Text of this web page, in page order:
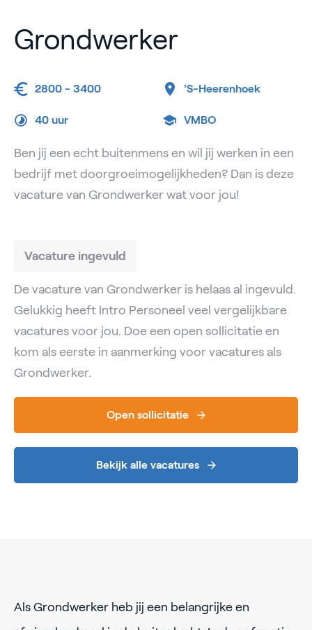
Grondwerker
2800 - 3400 'S-Heerenhoek
40 uur VMBO
Ben jij een echt buitenmens en wil jij werken in een
bedrijf met doorgroeimogelijkheden? Dan is deze
vacature van Grondwerker wat voor jou!
Vacature ingevuld
De vacature van Grondwerker is helaas al ingevuld.
Gelukkig heeft Intro Personeel veel vergelijkbare
vacatures voor jou. Doe een open sollicitatie en
kom als eerste in aanmerking voor vacatures als
Grondwerker.
Open sollicitatie
Bekijk alle vacatures
Als Grondwerker heb jij een belangrijke en